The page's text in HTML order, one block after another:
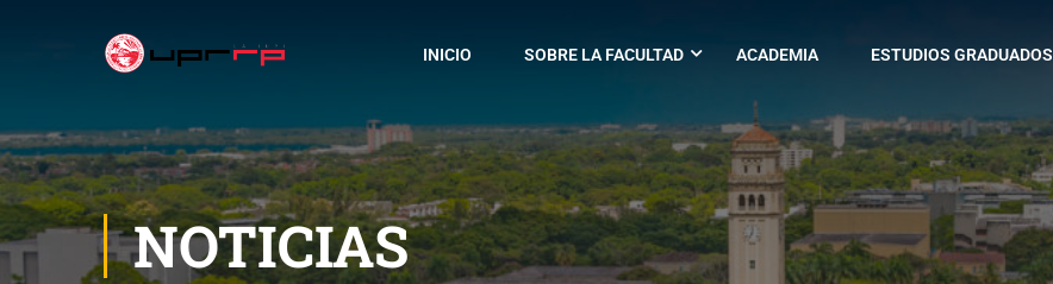
INICIO SOBRE LA FACULTAD ACADEMIA ESTUDIOS GRADUADOS
NOTICIAS